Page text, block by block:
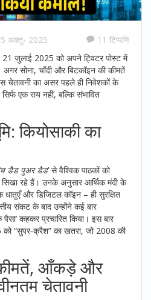
5 अक्तू॰ 2025
11 टिप्पणि
जुलाई 2025 को अपने ट्विटर पोस्ट में
सोना, चाँदी और बिटकॉइन की कीमतें
चेतावनी का असर पहले ही निवेशकों के
एक राय नहीं, बल्कि संभावित
कियोसाकी का
डैड पुअर डैड’ से वैश्विक पाठकों को
सिखा रहे हैं। उनके अनुसार आर्थिक मंदी के
धातुएँ और डिजिटल कॉइन – ही सुरक्षित
संकट के बाद उन्होंने कई बार
पैसा’ कहकर प्रचारित किया। इस बार
“सुपर‑क्रैश” का खतरा, जो 2008 की
कीमतें, आँकड़े और
चेतावनी